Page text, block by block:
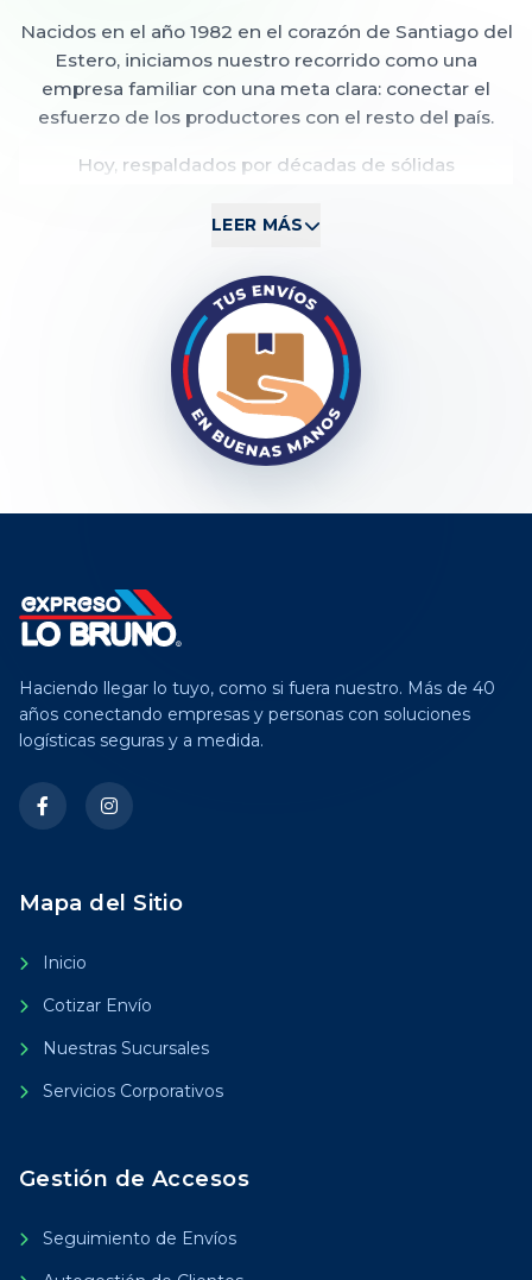
Nacidos en el año 1982 en el corazón de Santiago del
Estero, iniciamos nuestro recorrido como una
empresa familiar con una meta clara: conectar el
esfuerzo de los productores con el resto del país.
Hoy, respaldados por décadas de sólidas
nos hemos consolidado como el aliado estratégico
particulares.
Nuestra ventaja competitiva no reside en ser un
simple flete, sino en nuestro compromiso absoluto:
rigurosidad en los tiempos de tránsito, cuidado
milimétrico de la paquetería y un despliegue
tecnológico que asegura que cada encomienda
tenga trazabilidad total hasta su destino final.
LEER MÁS
Haciendo llegar lo tuyo, como si fuera nuestro. Más de 40
años conectando empresas y personas con soluciones
logísticas seguras y a medida.
Mapa del Sitio
Inicio
Cotizar Envío
Nuestras Sucursales
Servicios Corporativos
Gestión de Accesos
Seguimiento de Envíos